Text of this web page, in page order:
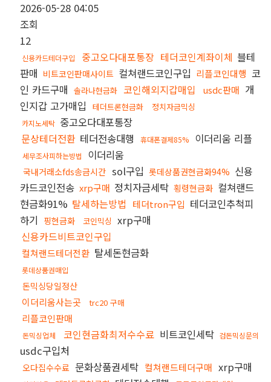
2026-05-28 04:05
조회
12
신용카드테더구입 중고오다대포통장 테더코인계좌이체 블테
판매 비트코인판매사이트 컬쳐랜드코인구입 리플코인대행 코
인 카드구매 솔라나현금화 코인해외지갑매입 usdc판매 개
인지갑 고가매입
테더트론현금화 정치자금믹싱
카지노세탁 중고오다대포통장
문상테더전환 테더전송대행 휴대폰결제85% 이더리움 리플
세무조사피하는방법 이더리움
국내거래소fds송금시간 sol구입 롯데상품권현금화94% 신용
카드코인전송 xrp구매 정치자금세탁 횡령현금화 컬쳐랜드
현금화91% 탈세하는방법 테더tron구입 테더코인추척피
하기 핑현금화 코인믹싱 xrp구매
신용카드비트코인구입
컬쳐랜드테더전환 탈세돈현금화
롯데상품권매입
돈믹싱당일정산
이더리움사는곳 trc20 구매
리플코인판매
돈믹싱업체 코인현금화최저수수료 비트코인세탁 검돈믹싱문의
usdc구입처
오다집수수료 문화상품권세탁 컬쳐랜드테더구매 xrp구매